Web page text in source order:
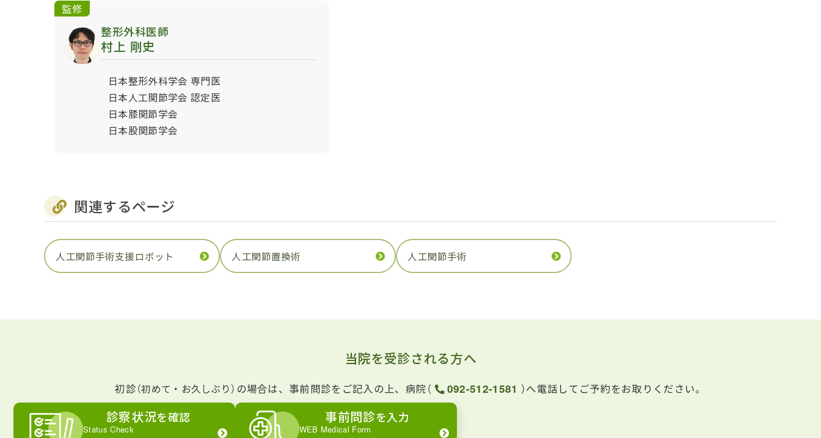
監修
整形外科医師
村上 剛史
日本整形外科学会 専門医
日本人工関節学会 認定医
日本膝関節学会
日本股関節学会
関連するページ
人工関節手術支援ロボット 人工関節置換術 人工関節手術
当院を受診される方へ
初診（初めて・お久しぶり） の場合は、事前問診をご記入の上、病院（ 092-512-1581 ）へ電話してご予約をお取りください。
診察状況を確認
Status Check
事前問診を入力
WEB Medical Form